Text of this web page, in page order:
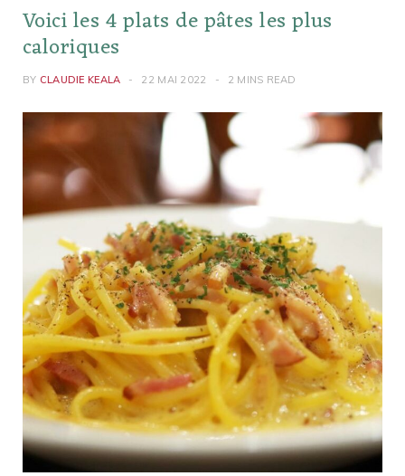
Voici les 4 plats de pâtes les plus
caloriques
BY CLAUDIE KEALA 22 MAI 2022 2 MINS READ